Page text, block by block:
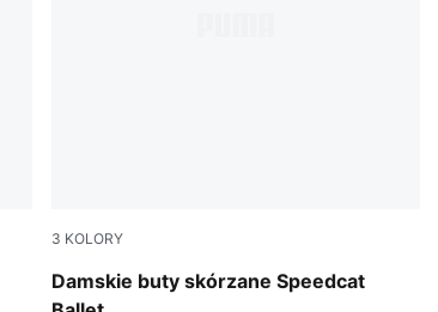
3 KOLORY
Damskie buty skórzane Speedcat
PUMA Black-PUMA White